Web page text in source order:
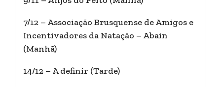
7/12 – Associação Brusquense de Amigos e
Incentivadores da Natação – Abain
(Manhã)
14/12 – A definir (Tarde)